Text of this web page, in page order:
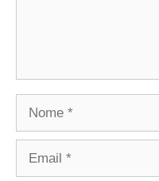
Nome
Email